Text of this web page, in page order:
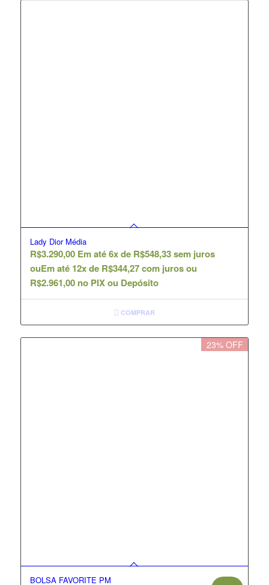
Lady Dior Média
R$3.290,00 Em até 6x de R$548,33sem juros
ouEm até 12x de R$344,27com juros ou
R$2.961,00 no PIX ou Depósito
COMPRAR
23% OFF
BOLSA FAVORITE PM